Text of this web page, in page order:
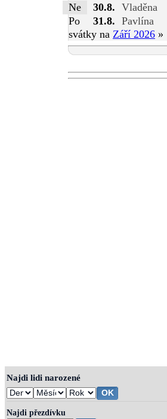
Ne
30.8. Vladěna
Po
31.8. Pavlína
svátky na Září 2026 »
Najdi lidi narozené
Najdi přezdívku